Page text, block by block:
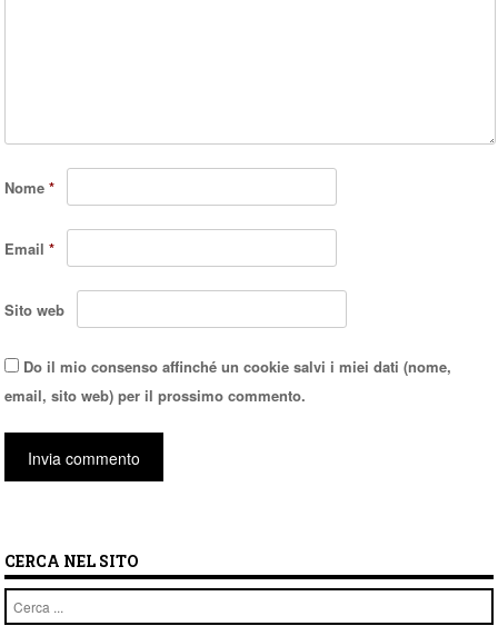
Nome*
Email*
Sito web
Do il mio consenso affinché un cookie salvi i miei dati (nome,
email, sito web) per il prossimo commento.
CERCA NEL SITO
Cerca